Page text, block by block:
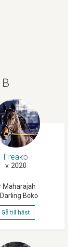
Freako
v. 2020
Maharajah
Darling Boko
Gå till häst